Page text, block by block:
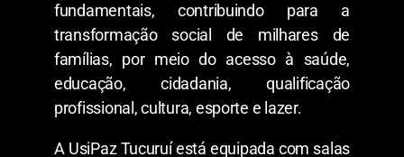
fundamentais, contribuindo para a
transformação social de milhares de
famílias, por meio do acesso à saúde,
educação, cidadania, qualificação
profissional, cultura, esporte e lazer.
A UsiPaz Tucuruí está equipada com salas